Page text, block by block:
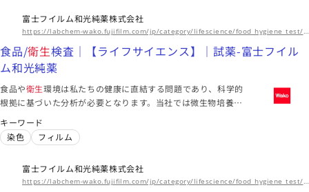
富士フイルム和光純薬株式会社
https://labchem-wako.fujifilm.com/jp/category/lifescience/food_hygiene_test/index.html
食品/衛生検査｜【ライフサイエンス】｜試薬-富士フイル
ム和光純薬
食品や衛生環境は私たちの健康に直結する問題であり、科学的
根拠に基づいた分析が必要となります。当社では微生物培養用
支える製品をラインアップしております。
キーワード
染色
フィルム
富士フイルム和光純薬株式会社
https://labchem-wako.fujifilm.com/jp/category/lifescience/food_hygiene_test/bacteria_and_virus_test/index.html